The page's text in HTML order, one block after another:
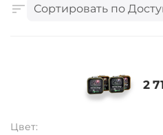
Сортировать по
‍2
Цвет: